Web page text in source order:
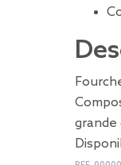
grande